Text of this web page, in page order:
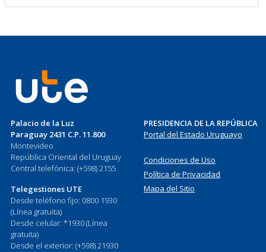
Palacio de la Luz
Paraguay 2431 C.P. 11.800
Montevideo
República Oriental del Uruguay
Central telefónica: (+598) 2155
Telegestiones UTE
Desde teléfono fijo: 0800 1930
(Línea gratuita)
Desde celular: *1930 (Línea
gratuita)
Desde el exterior: (+598) 21930
PRESIDENCIA DE LA REPÚBLICA
Portal del Estado Uruguayo
Condiciones de Uso
Política de Privacidad
Mapa del Sitio